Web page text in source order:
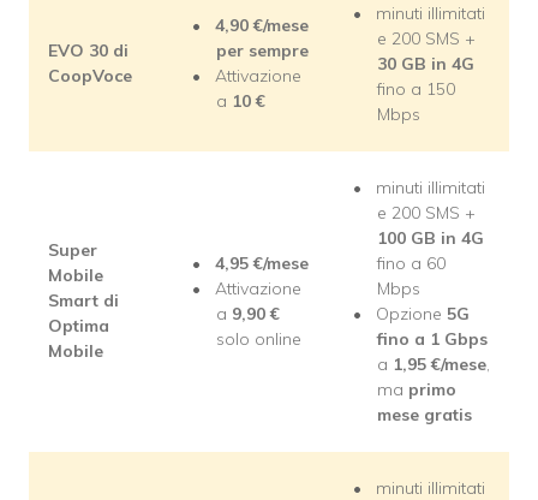
EVO 30 di
CoopVoce
4,90 €/mese
per sempre
Attivazione
a 10 €
minuti illimitati
e 200 SMS +
30 GB in 4G
fino a 150
Mbps
Super
Mobile
Smart di
Optima
Mobile
4,95 €/mese
Attivazione
a 9,90 €
solo online
minuti illimitati
e 200 SMS +
100 GB in 4G
fino a 60
Mbps
Opzione 5G
fino a 1 Gbps
a 1,95 €/mese,
ma primo
mese gratis
minuti illimitati